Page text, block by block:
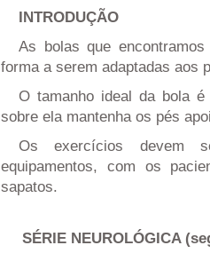
INTRODUÇÃO
As bolas que
forma a serem adaptadas aos
O tamanho ideal da bola
sobre ela mantenha os pés
Os exercícios devem
equipamentos, com os
sapatos.
SÉRIE NEUROLÓGICA